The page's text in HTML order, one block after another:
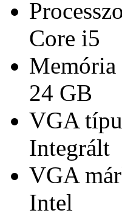
Core i5
Memória
24 GB
VGA
Integrált
VGA
Intel